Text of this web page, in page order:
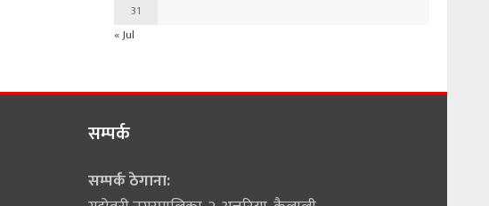
31
« Jul
सम्पर्क
सम्पर्क ठेगाना: